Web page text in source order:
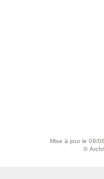
Mise à jour le 09/
©